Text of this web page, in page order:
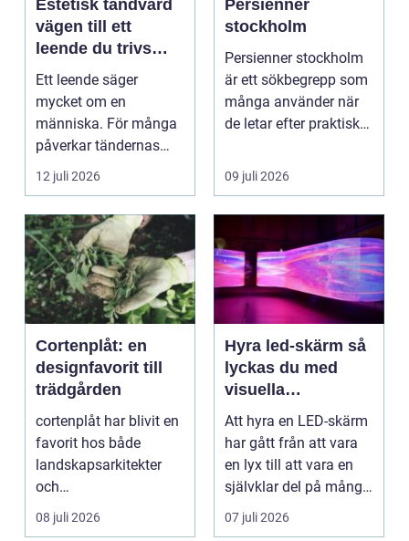
Estetisk tandvård
vägen till ett
leende du trivs
med
Ett leende säger
mycket om en
människa. För många
påverkar tändernas
utseende både
självförtroendet ...
12 juli 2026
Persienner
stockholm
Persienner stockholm
är ett sökbegrepp som
många använder när
de letar efter praktiska
09 juli 2026
Cortenplåt: en
designfavorit till
trädgården
cortenplåt har blivit en
favorit hos både
landskapsarkitekter
och
trädgårdsentusiaster.
Det är ett m...
08 juli 2026
Hyra led-skärm så
lyckas du med
visuella
upplevelser på
event
Att hyra en LED-skärm
har gått från att vara
en lyx till att vara en
självklar del på många
event, m...
07 juli 2026